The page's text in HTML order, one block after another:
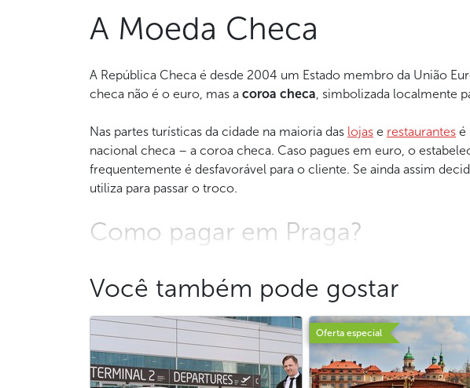
A Moeda Checa
A República Checa é desde 2004 um Estado membro da União
checa não é o euro, mas a coroa checa, simbolizada localmente
Nas partes turísticas da cidade na maioria das lojas e restaurantes é
nacional checa – a coroa checa. Caso pagues em euro, o
frequentemente é desfavorável para o cliente. Se ainda assim
utiliza para passar o troco.
Como pagar em Praga?
eletrônico. Nos restaurantes, pode pagar cada vez mais
Antes de vir a Praga, convém informar-te no banco onde tens a
pagamentos ou saques efetuados no exterior.
Em Praga, geralmente é possível viver sem coroas checas, mas
Você também pode gostar
Oferta especial